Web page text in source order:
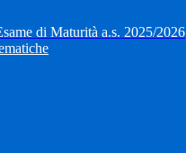
di Maturità a.s. 2025/2026